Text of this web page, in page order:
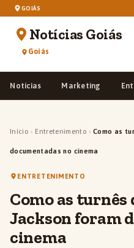
GOIÁS
Notícias Goiás
Goiás
Notícias Marketing
Início › Entretenimento › Como as
documentadas no cinema
ENTRETENIMENTO
Como as turnês
Jackson foram
cinema